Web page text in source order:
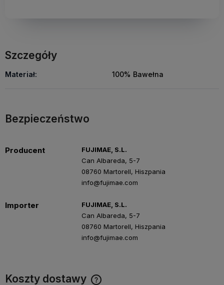
Szczegóły
Materiał: 100% Bawełna
Bezpieczeństwo
Producent
FUJIMAE, S.L.
Can Albareda, 5-7
08760 Martorell, Hiszpania
info@fujimae.com
Importer
FUJIMAE, S.L.
Can Albareda, 5-7
08760 Martorell, Hiszpania
info@fujimae.com
Koszty dostawy